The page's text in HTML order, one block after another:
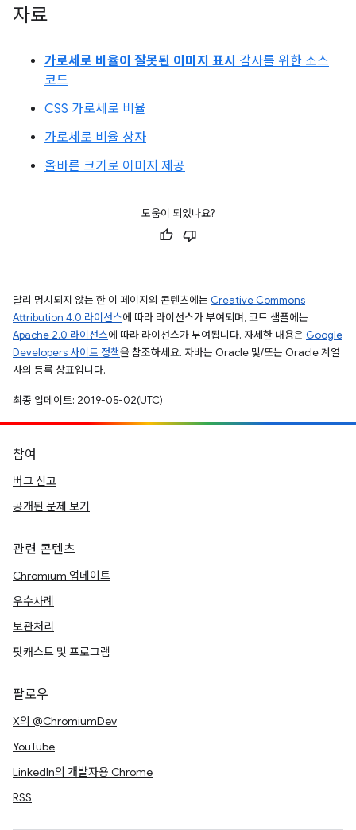
자료
가로세로 비율이 잘못된 이미지 표시 감사를 위한 소스
코드
CSS 가로세로 비율
가로세로 비율 상자
올바른 크기로 이미지 제공
도움이 되었나요?
달리 명시되지 않는 한 이 페이지의 콘텐츠에는 Creative Commons
Attribution 4.0 라이선스에 따라 라이선스가 부여되며, 코드 샘플에는
Apache 2.0 라이선스에 따라 라이선스가 부여됩니다. 자세한 내용은 Google
Developers 사이트 정책을 참조하세요. 자바는 Oracle 및/또는 Oracle 계열
사의 등록 상표입니다.
최종 업데이트: 2019-05-02(UTC)
참여
버그 신고
공개된 문제 보기
관련 콘텐츠
Chromium 업데이트
우수사례
보관처리
팟캐스트 및 프로그램
팔로우
X의 @ChromiumDev
YouTube
LinkedIn의 개발자용 Chrome
RSS